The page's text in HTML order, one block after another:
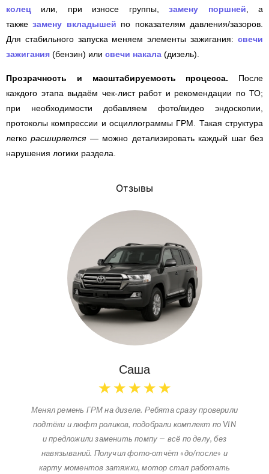
колец или, при износе группы,замену поршней, а
такжезамену вкладышей по показателям давления/зазоров.
Для стабильного запуска меняем элементы зажигания: свечи
зажигания (бензин) или свечи накала (дизель).
Прозрачность и масштабируемость процесса. После
каждого этапа выдаём чек-лист работ и рекомендации по ТО;
при необходимости добавляем фото/видео эндоскопии,
протоколы компрессии и осциллограммы ГРМ. Такая структура
легкорасширяется— можно детализировать каждый шаг без
нарушения логики раздела.
Отзывы
Саша
★ ★ ★ ★ ★
Менял ремень ГРМ на дизеле. Ребята сразу проверили
подтёки и люфт роликов, подобрали комплект по VIN
и предложили заменить помпу — всё по делу, без
навязываний. Получил фото-отчёт «до/после» и
карту моментов затяжки, мотор стал работать